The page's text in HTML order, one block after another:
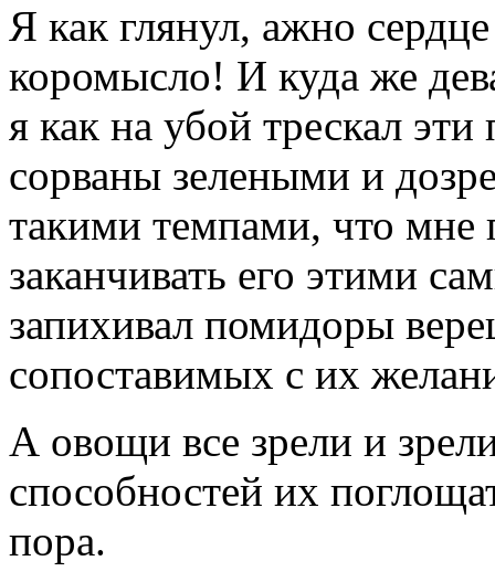
Я как глянул, ажно
коромысло! И куда же
я как на убой трескал
сорваны зелеными и
такими темпами, что мне
заканчивать его этими
запихивал помидоры
сопоставимых с их
А овощи все зрели и
способностей их
пора.